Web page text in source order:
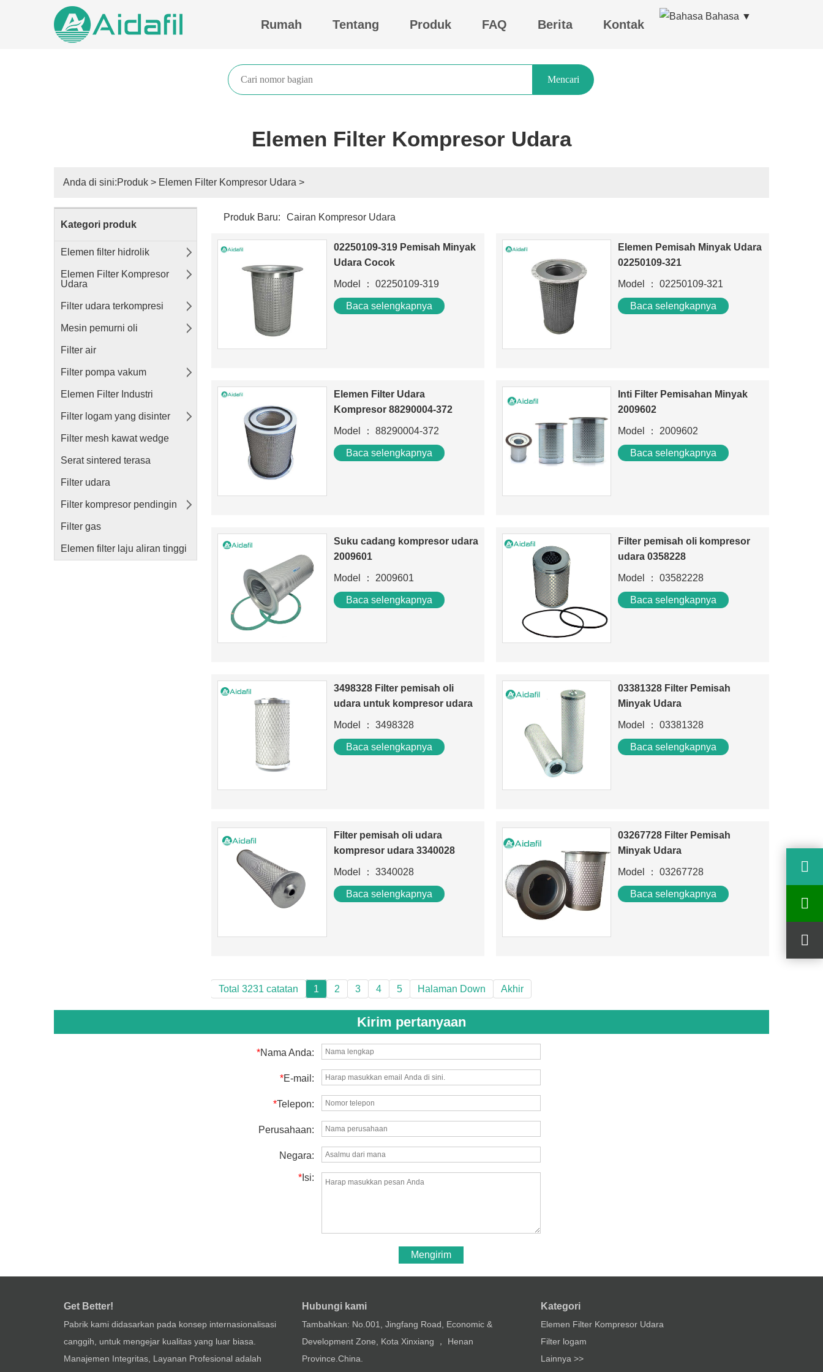
Bahasa ▼
Rumah Tentang Produk FAQ Berita Kontak
Mencari
Elemen Filter Kompresor Udara
Anda di sini:Produk > Elemen Filter Kompresor Udara >
Kategori produk
Elemen filter hidrolik
Elemen Filter Kompresor
Udara
Filter udara terkompresi
Mesin pemurni oli
Filter air
Filter pompa vakum
Elemen Filter Industri
Filter logam yang disinter
Filter mesh kawat wedge
Serat sintered terasa
Filter udara
Filter kompresor pendingin
Filter gas
Elemen filter laju aliran tinggi
Produk Baru:
Pelat kain filter polypropylene dan bingkai filter tekan kain filter industri
Cairan Kompresor Udara
88290017-431 Suku Cadang Kompresor Udara
88290001-129 Silinder Udara
02250109-319 Pemisah Minyak
Udara Cocok
Model ： 02250109-319
Baca selengkapnya
Elemen Pemisah Minyak Udara
02250109-321
Model ： 02250109-321
Baca selengkapnya
Elemen Filter Udara
Kompresor 88290004-372
Model ： 88290004-372
Baca selengkapnya
Inti Filter Pemisahan Minyak
2009602
Model ： 2009602
Baca selengkapnya
Suku cadang kompresor udara
2009601
Model ： 2009601
Baca selengkapnya
Filter pemisah oli kompresor
udara 0358228
Model ： 03582228
Baca selengkapnya
3498328 Filter pemisah oli
udara untuk kompresor udara
Model ： 3498328
Baca selengkapnya
03381328 Filter Pemisah
Minyak Udara
Model ： 03381328
Baca selengkapnya
Filter pemisah oli udara
kompresor udara 3340028
Model ： 3340028
Baca selengkapnya
03267728 Filter Pemisah
Minyak Udara
Model ： 03267728
Baca selengkapnya
Total 3231 catatan 1 2 3 4 5 Halaman Down Akhir
Kirim pertanyaan
*Nama Anda:
*E-mail:
*Telepon:
Perusahaan:
Negara:
* Isi:
Mengirim
Get Better!
Pabrik kami didasarkan pada konsep internasionalisasi
canggih, untuk mengejar kualitas yang luar biasa.
Manajemen Integritas, Layanan Profesional adalah
Hubungi kami
Tambahkan: No.001, Jingfang Road, Economic &
Development Zone, Kota Xinxiang ， Henan
Province.China.
Kategori
Elemen Filter Kompresor Udara
Filter logam
Lainnya >>